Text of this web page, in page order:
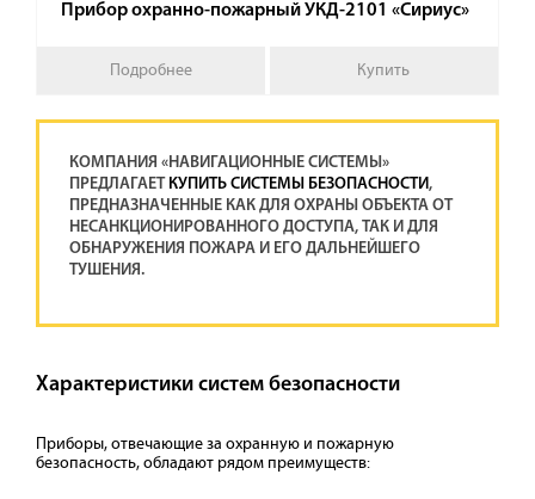
Прибор охранно-пожарный УКД-2101 «Сириус»
Подробнее Купить
КОМПАНИЯ «НАВИГАЦИОННЫЕ СИСТЕМЫ»
ПРЕДЛАГАЕТ КУПИТЬ СИСТЕМЫ БЕЗОПАСНОСТИ,
ПРЕДНАЗНАЧЕННЫЕ КАК ДЛЯ ОХРАНЫ ОБЪЕКТА ОТ
НЕСАНКЦИОНИРОВАННОГО ДОСТУПА, ТАК И ДЛЯ
ОБНАРУЖЕНИЯ ПОЖАРА И ЕГО ДАЛЬНЕЙШЕГО
ТУШЕНИЯ.
Характеристики систем безопасности
Приборы, отвечающие за охранную и пожарную
безопасность, обладают рядом преимуществ: